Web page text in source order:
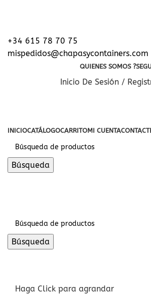
+34 615 78 70 75
mispedidos@chapasycontainers.com
QUIENES SOMOS ?
Inicio De Sesión /
INICIOCATÁLOGOCARRITOMI CUENTA
Búsqueda
Búsqueda
Haga Click para agrandar